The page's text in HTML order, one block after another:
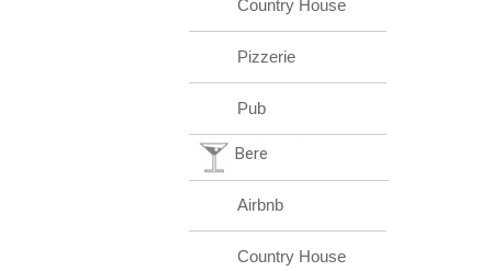
Country House
Pizzerie
Pub
Bere
Airbnb
Country House